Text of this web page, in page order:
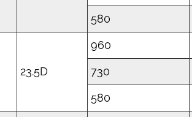
580
23.5D
960
730
580